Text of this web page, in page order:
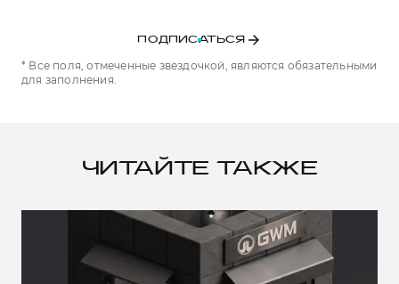
ПОДПИСАТЬСЯ
* Все поля, отмеченные звездочкой, являются обязательными
для заполнения.
ЧИТАЙТЕ ТАКЖЕ